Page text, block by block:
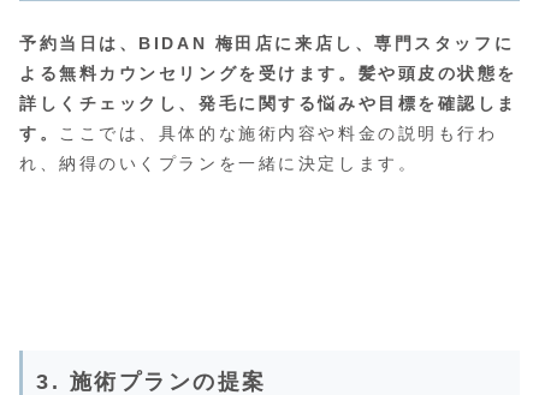
予約当日は、BIDAN 梅田店に来店し、専門スタッフに
よる無料カウンセリングを受けます。髪や頭皮の状態を
詳しくチェックし、発毛に関する悩みや目標を確認しま
す。
ここでは、具体的な施術内容や料金の説明も行わ
れ、納得のいくプランを一緒に決定します。
3. 施術プランの提案